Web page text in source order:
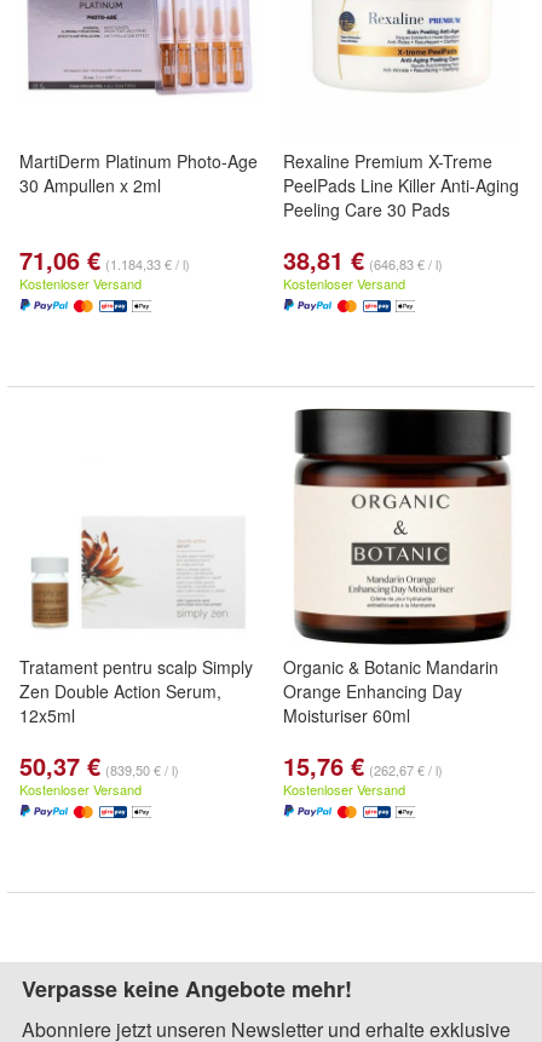
MartiDerm Platinum Photo-Age
30 Ampullen x 2ml
71,06 € (1.184,33 € / l)
Kostenloser Versand
Rexaline Premium X-Treme
PeelPads Line Killer Anti-Aging
Peeling Care 30 Pads
38,81 € (646,83 € / l)
Kostenloser Versand
Tratament pentru scalp Simply
Zen Double Action Serum,
12x5ml
50,37 € (839,50 € / l)
Kostenloser Versand
Organic & Botanic Mandarin
Orange Enhancing Day
Moisturiser 60ml
15,76 € (262,67 € / l)
Kostenloser Versand
Verpasse keine Angebote mehr!
Abonniere jetzt unseren Newsletter und erhalte exklusive